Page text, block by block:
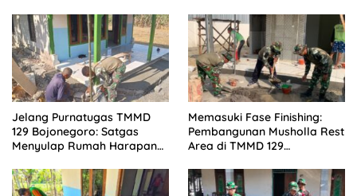
Jelang Purnatugas TMMD
129 Bojonegoro: Satgas
Menyulap Rumah Harapan
Hunian Layak dan Nyaman
Memasuki Fase Finishing:
Pembangunan Musholla Rest
Area di TMMD 129
Keramik dan Pengecatan
Teras